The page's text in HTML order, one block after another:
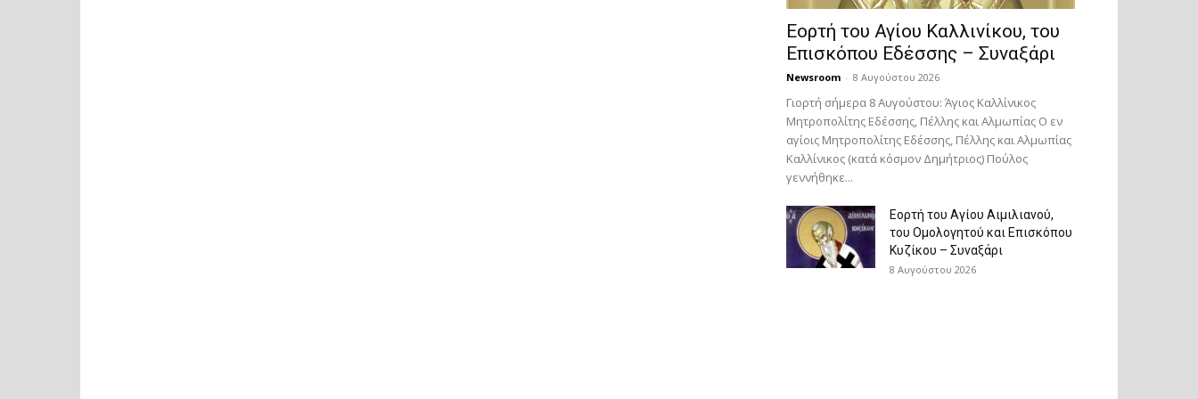
Εορτή του Αγίου Καλλινίκου, του
Επισκόπου Εδέσσης – Συναξάρι
Newsroom - 8 Αυγούστου 2026
Γιορτή σήμερα 8 Αυγούστου: Άγιος Καλλίνικος
Μητροπολίτης Εδέσσης, Πέλλης και Αλμωπίας Ο εν
αγίοις Μητροπολίτης Εδέσσης, Πέλλης και Αλμωπίας
Καλλίνικος (κατά κόσμον Δημήτριος) Πούλος
γεννήθηκε...
Εορτή του Αγίου Αιμιλιανού,
του Ομολογητού και Επισκόπου
Κυζίκου – Συναξάρι
8 Αυγούστου 2026